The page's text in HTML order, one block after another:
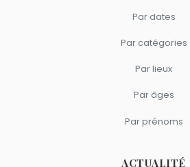
Par dates
Par catégories
Par lieux
Par âges
Par prénoms
ACTUALITÉ